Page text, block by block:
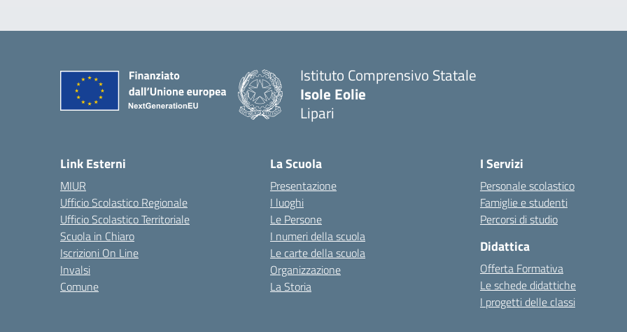
Istituto Comprensivo Statale
Isole Eolie
Lipari
Link Esterni
MIUR
Ufficio Scolastico Regionale
Ufficio Scolastico Territoriale
Scuola in Chiaro
Iscrizioni On Line
Invalsi
Comune
La Scuola
Presentazione
I luoghi
Le Persone
I numeri della scuola
Le carte della scuola
Organizzazione
La Storia
I Servizi
Personale scolastico
Famiglie e studenti
Percorsi di studio
Didattica
Offerta Formativa
Le schede didattiche
I progetti delle classi